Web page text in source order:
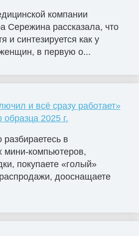
компании
Сережина рассказала, что
и синтезируется как у
в первую о...
и всё сразу работает»
2025 г.
в
мини-компьютеров,
покупаете «голый»
дооснащаете